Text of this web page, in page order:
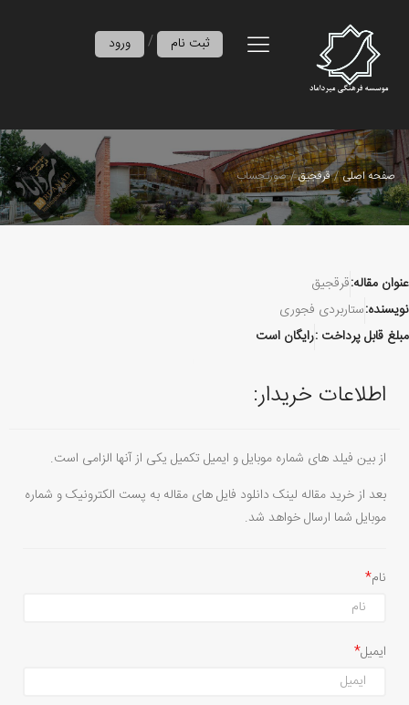
ورود / ثبت نام
صفحه اصلی قرقجیق صورتحساب
عنوان مقاله:قرقجیق
نویسنده:ستاربردی فجوری
مبلغ قابل پرداخت :رایگان است
اطلاعات خریدار:
از بین فیلد های شماره موبایل و ایمیل تکمیل یکی از آنها الزامی است.
بعد از خرید مقاله لینک دانلود فایل های مقاله به پست الکترونیک و شماره
موبایل شما ارسال خواهد شد.
نام
ایمیل